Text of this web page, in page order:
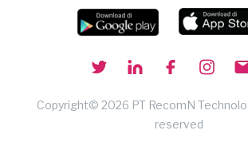
Copyright© 2026 PT RecomN
reserved